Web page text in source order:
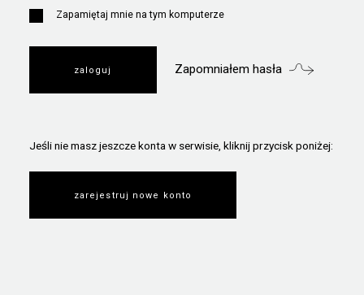
Zapamiętaj mnie na tym komputerze
Zapomniałem hasła
Jeśli nie masz jeszcze konta w serwisie, kliknij przycisk poniżej:
zarejestruj nowe konto